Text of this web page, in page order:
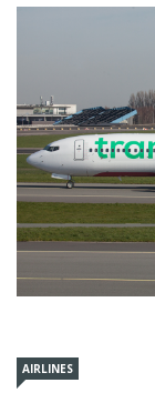
AIRLINES